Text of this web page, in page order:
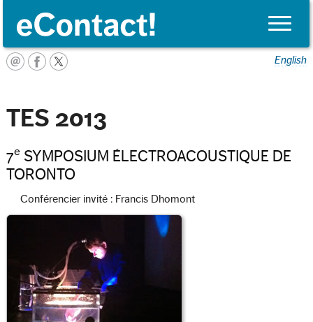
Toggle
English
TES 2013
7e SYMPOSIUM ÉLECTROACOUSTIQUE DE
TORONTO
Conférencier invité : Francis Dhomont